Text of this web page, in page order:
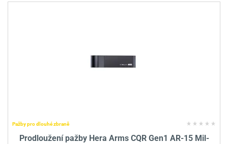
Pažby pro dlouhé zbraně
Prodloužení pažby Hera Arms CQR Gen1 AR-15 Mil-